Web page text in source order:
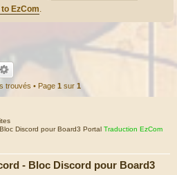
to EzCom.
trouvés • Page 1 sur 1
Discord pour Board3 Portal Traduction EzCom
- Bloc Discord pour Board3